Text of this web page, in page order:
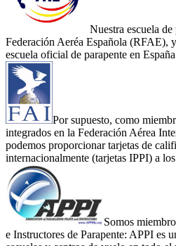
Nuestra escuela de
Federación Aeréa Española (RFAE),
escuela oficial de parapente en
Por supuesto, como
integrados en la Federación Aérea
podemos proporcionar tarjetas de
internacionalmente (tarjetas IPPI) a
Somos
e Instructores de Parapente: APPI es